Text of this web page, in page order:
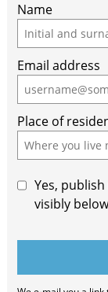
If
you
are
a
human,
ignore
this
field
Name
Email address
Place of
Yes,
visibly